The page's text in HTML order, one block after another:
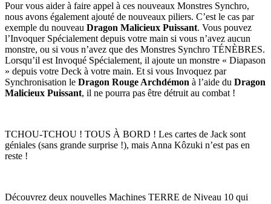
Pour vous aider à faire appel à ces nouveaux Monstres Synchro,
nous avons également ajouté de nouveaux piliers. C’est le cas par
exemple du nouveau Dragon Malicieux Puissant. Vous pouvez
l’Invoquer Spécialement depuis votre main si vous n’avez aucun
monstre, ou si vous n’avez que des Monstres Synchro TÉNÈBRES.
Lorsqu’il est Invoqué Spécialement, il ajoute un monstre « Diapason
» depuis votre Deck à votre main. Et si vous Invoquez par
Synchronisation le Dragon Rouge Archdémon à l’aide du Dragon
Malicieux Puissant, il ne pourra pas être détruit au combat !
TCHOU-TCHOU ! TOUS À BORD ! Les cartes de Jack sont
géniales (sans grande surprise !), mais Anna Kôzuki n’est pas en
reste !
Découvrez deux nouvelles Machines TERRE de Niveau 10 qui